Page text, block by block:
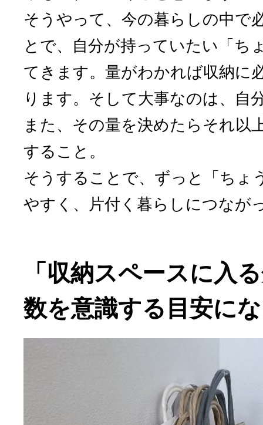
そうやって、今の暮らしの中で
とで、自分が持っていたい「ち
てきます。量がわかれば収納に
ります。そして大事なのは、自
また、その量を決めたらそれ以
すること。
そうすることで、ずっと「ちょ
やすく、片付く暮らしにつなが
「収納スペースに入
数を意識する目安に